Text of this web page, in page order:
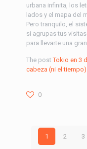
urbana infinita, los
lados y el mapa del
Pero tranquilo, el
si agrupas tus
para llevarte una gran
The postTokio en 3
cabeza (ni el tiempo)
0
1 2 3